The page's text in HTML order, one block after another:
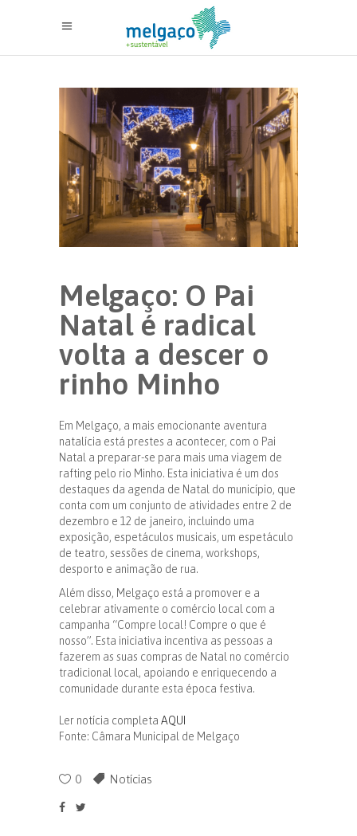
Melgaço: O Pai
Natal é radical
volta a descer o
rinho Minho
Em Melgaço, a mais emocionante aventura
natalícia está prestes a acontecer, com o Pai
Natal a preparar-se para mais uma viagem de
rafting pelo rio Minho. Esta iniciativa é um dos
destaques da agenda de Natal do município, que
conta com um conjunto de atividades entre 2 de
dezembro e 12 de janeiro, incluindo uma
exposição, espetáculos musicais, um espetáculo
de teatro, sessões de cinema, workshops,
desporto e animação de rua.
Além disso, Melgaço está a promover e a
celebrar ativamente o comércio local com a
campanha “Compre local! Compre o que é
nosso”. Esta iniciativa incentiva as pessoas a
fazerem as suas compras de Natal no comércio
tradicional local, apoiando e enriquecendo a
comunidade durante esta época festiva.
Ler notícia completa AQUI
Fonte: Câmara Municipal de Melgaço
0 Notícias